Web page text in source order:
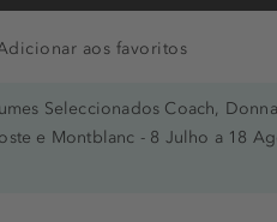
aos favoritos
Seleccionados Coach, Donna
e Montblanc - 8 Julho a 18